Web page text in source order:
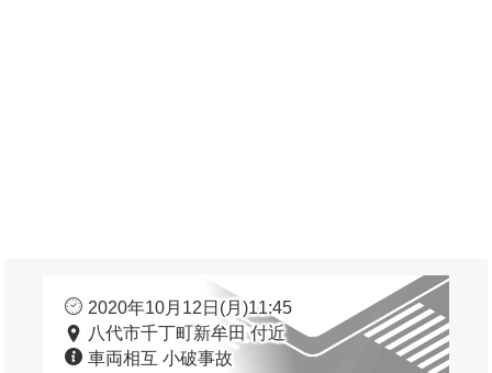
2020年10月12日(月)11:45
八代市千丁町新牟田 付近
車両相互 小破事故